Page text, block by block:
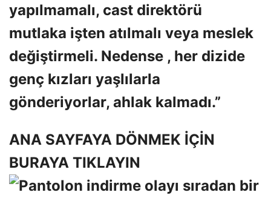
yapılmamalı, cast direktörü
mutlaka işten atılmalı veya meslek
değiştirmeli. Nedense , her dizide
genç kızları yaşlılarla
gönderiyorlar, ahlak kalmadı.”
ANA SAYFAYA DÖNMEK İÇİN
BURAYA TIKLAYIN